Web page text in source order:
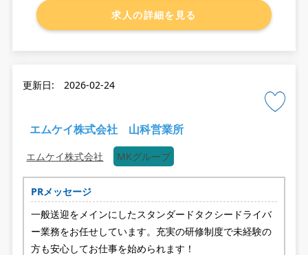
求人の詳細を見る
更新日: 2026-02-24
エムケイ株式会社 山科営業所
エムケイ株式会社 MKグループ
PRメッセージ
一般送迎をメインにしたスタンダードタクシードライバ
ー業務をお任せしています。充実の研修制度で未経験の
方も安心してお仕事を始められます！